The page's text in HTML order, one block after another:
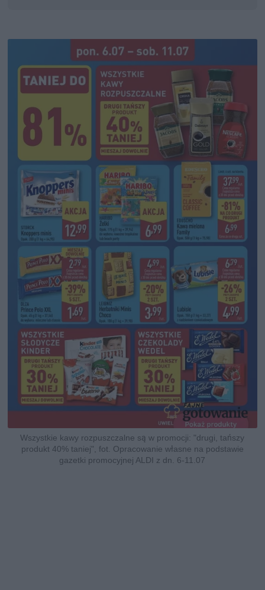
Wszystkie kawy rozpuszczalne są w promocji: "drugi, tańszy
produkt 40% taniej", fot. Opracowanie własne na podstawie
gazetki promocyjnej ALDI z dn. 6-11.07